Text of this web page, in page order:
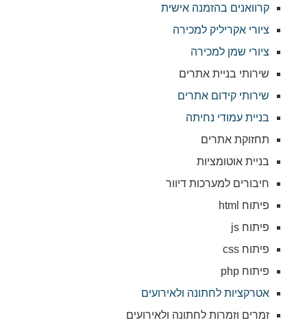
קרוואנים בהזמנה אישית
ציורי אקריליק למכירה
ציורי שמן למכירה
שירותי בניית אתרים
שירותי קידום אתרים
בניית עמודי נחיתה
תחזוקת אתרים
בניית אוטומציות
חיבורים למערכות דיוור
פיתוח html
פיתוח js
פיתוח css
פיתוח php
אטרקציות לחתונה ולאירועים
זמרים וזמרות לחתונה ולאירועים